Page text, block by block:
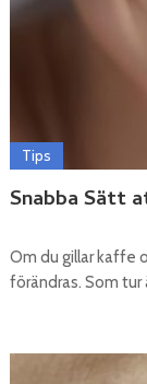
Snabba Sätt
Tips
Om du gillar kaffe
förändras. Som tur